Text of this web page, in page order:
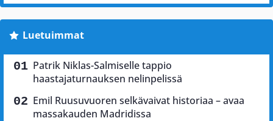
Luetuimmat
Patrik Niklas-Salmiselle tappio
haastajaturnauksen nelinpelissä
Emil Ruusuvuoren selkävaivat historiaa – avaa
massakauden Madridissa